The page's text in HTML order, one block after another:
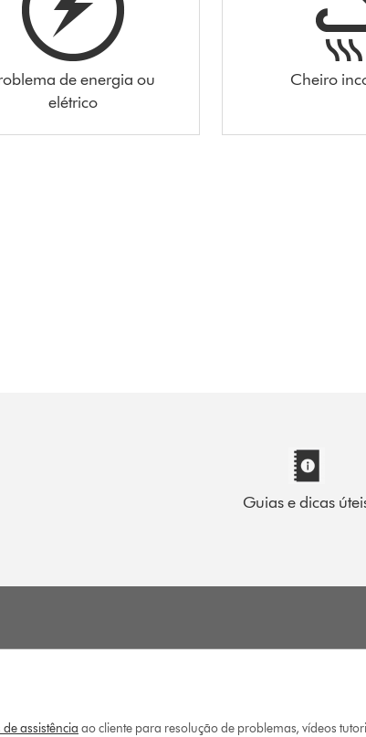
de energia ou
elétrico
Cheiro
Guias e dicas
assistência ao cliente para resolução de problemas, vídeos